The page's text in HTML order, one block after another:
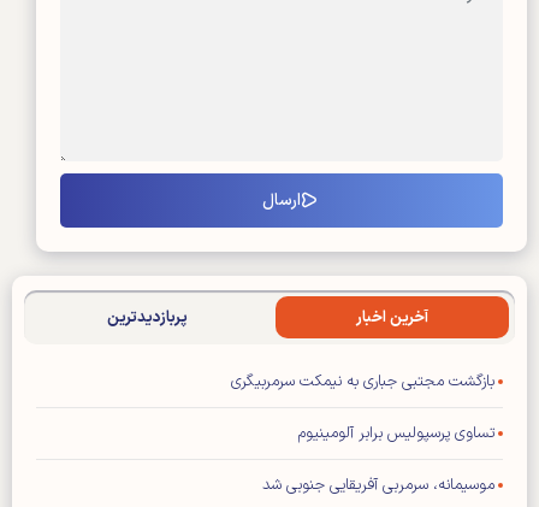
آخرین اخبار پربازدیدترین
بازگشت مجتبی جباری به نیمکت سرمربیگری
تساوی پرسپولیس برابر آلومینیوم
موسیمانه، سرمربی آفریقایی جنوبی شد